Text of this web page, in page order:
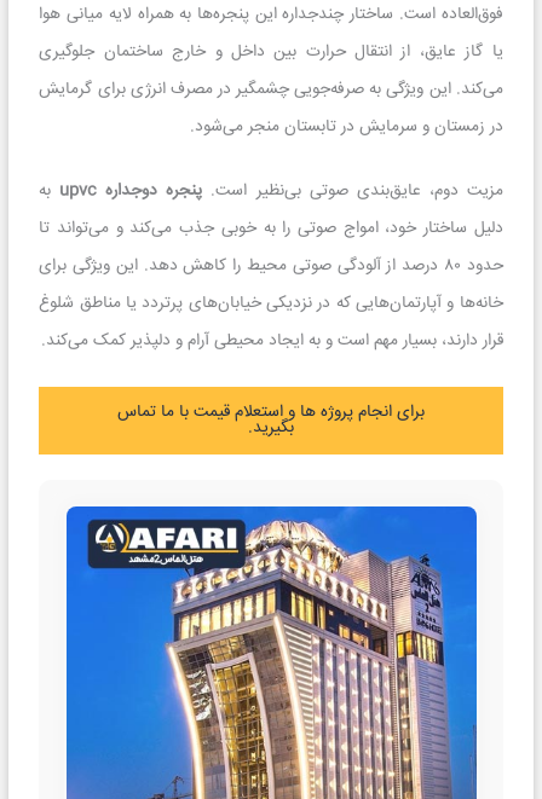
فوق‌العاده است. ساختار چندجداره این پنجره‌ها به همراه لایه میانی هوا
یا گاز عایق، از انتقال حرارت بین داخل و خارج ساختمان جلوگیری
می‌کند. این ویژگی به صرفه‌جویی چشمگیر در مصرف انرژی برای گرمایش
در زمستان و سرمایش در تابستان منجر می‌شود.
مزیت دوم، عایق‌بندی صوتی بی‌نظیر است. پنجره دوجداره upvc
به
دلیل ساختار خود، امواج صوتی را به خوبی جذب می‌کند و می‌تواند تا
حدود ۸۰ درصد از آلودگی صوتی محیط را کاهش دهد. این ویژگی برای
خانه‌ها و آپارتمان‌هایی که در نزدیکی خیابان‌های پرتردد یا مناطق شلوغ
قرار دارند، بسیار مهم است و به ایجاد محیطی آرام و دلپذیر کمک می‌کند.
برای انجام پروژه ها و استعلام قیمت با ما تماس
بگیرید.